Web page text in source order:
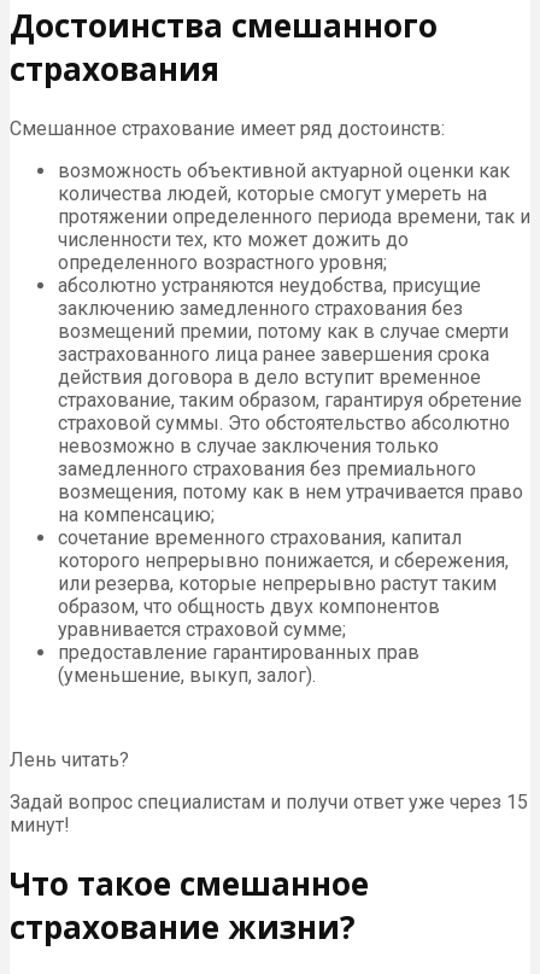
Достоинства смешанного
страхования
Смешанное страхование имеет ряд достоинств:
возможность объективной актуарной оценки как
количества людей, которые смогут умереть на
протяжении определенного периода времени, так и
численности тех, кто может дожить до
определенного возрастного уровня;
абсолютно устраняются неудобства, присущие
заключению замедленного страхования без
возмещений премии, потому как в случае смерти
застрахованного лица ранее завершения срока
действия договора в дело вступит временное
страхование, таким образом, гарантируя обретение
страховой суммы. Это обстоятельство абсолютно
невозможно в случае заключения только
замедленного страхования без премиального
возмещения, потому как в нем утрачивается право
на компенсацию;
сочетание временного страхования, капитал
которого непрерывно понижается, и сбережения,
или резерва, которые непрерывно растут таким
образом, что общность двух компонентов
уравнивается страховой сумме;
предоставление гарантированных прав
(уменьшение, выкуп, залог).
Лень читать?
Задай вопрос специалистам и получи ответ уже через 15
минут!
Что такое смешанное
страхование жизни?